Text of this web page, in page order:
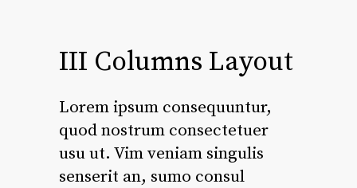
III Columns Layout
Lorem ipsum consequuntur,
quod nostrum consectetuer
usu ut. Vim veniam singulis
senserit an, sumo consul